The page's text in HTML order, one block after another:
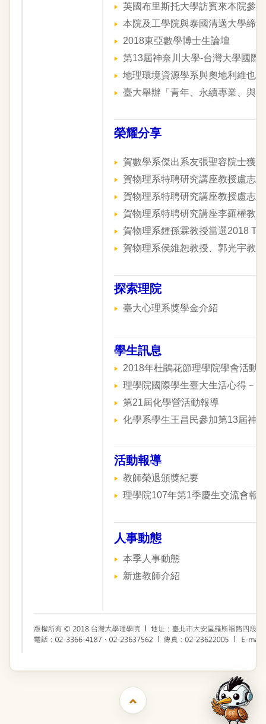
英國布里斯托大學訪賓來本院參
本院及工學院與泰國清邁大學締約
2018東亞數學博士生論壇
第13屆神奈川大學-台灣大學國際
地理環境資源學系與奧地利維也
臺大舉辦「青年、永續專業、與
榮耀分享
賀數學系傑出系友張聖容院士獲
賀物理系特聘研究講座教授盧志
賀物理系特聘研究講座教授盧志
賀物理系特聘研究講座李羅權教
賀物理系鍾孫霖教授當選2018
賀物理系侯維恕教授、郭光宇教
探索理院
臺大心理系獎學金介紹
學生訊息
2018年杜鵑花節理學院學會活動
理學院國際學生臺大生活心得－
第21屆化學營活動報導
化學系學生王昌民參加第13屆神
活動報導
教師榮退頒獎紀要
理學院107年第1季慶生交流會報
人事動態
本季人事動態
新進教師介紹